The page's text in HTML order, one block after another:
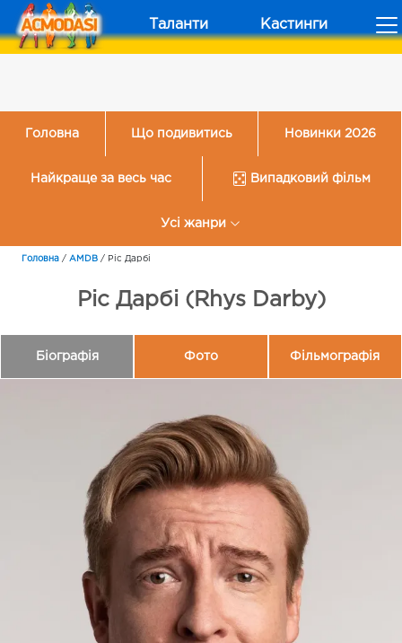
Таланти Кастинги
Головна Що подивитись Новинки 2026
Найкраще за весь час Випадковий фільм
Усі жанри
Головна / AMDB / Ріс Дарбі
Ріс Дарбі (Rhys Darby)
Біографія Фото Фільмографія